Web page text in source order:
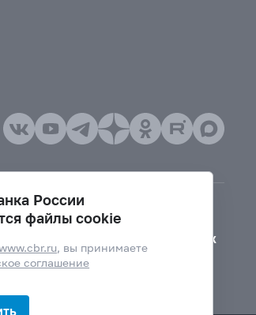
Версия для слабовидящих
России
файлы cookie
, вы принимаете
соглашение